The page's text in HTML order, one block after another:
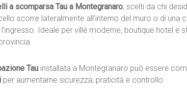
a scomparsa Tau a Montegranaro, scelti da chi
scorre lateralmente all’interno del muro o di
l’ingresso. Ideale per ville moderne, boutique hotel e
Tau installata a Montegranaro può essere
per aumentarne sicurezza, praticità e controllo: